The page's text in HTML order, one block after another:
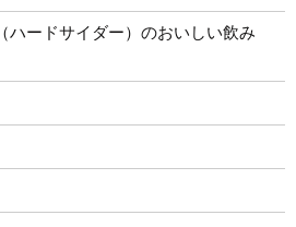
ハードサイダー）のおいしい飲み